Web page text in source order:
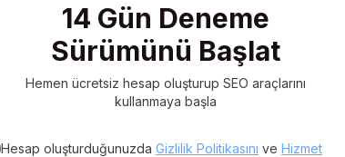
14 Gün Deneme
Sürümünü Başlat
Hemen ücretsiz hesap oluşturup SEO araçlarını
kullanmaya başla
Hesap oluşturduğunuzda Gizlilik Politikasını ve Hizmet